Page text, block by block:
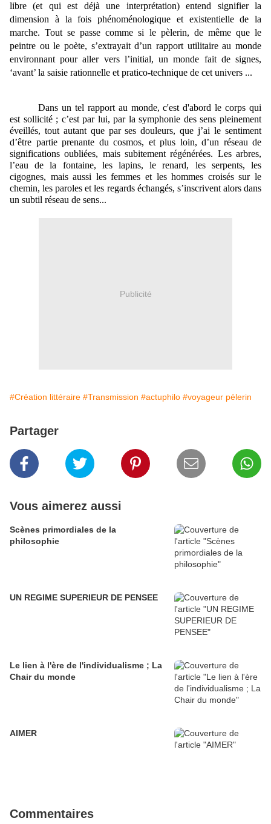
libre (et qui est déjà une interprétation) entend signifier la
dimension à la fois phénoménologique et existentielle de la
marche. Tout se passe comme si le pèlerin, de même que le
peintre ou le poète, s’extrayait d’un rapport utilitaire au monde
environnant pour aller vers l’initial, un monde fait de signes,
‘avant’ la saisie rationnelle et pratico-technique de cet univers ...
Dans un tel rapport au monde, c'est d'abord le corps qui
est sollicité ; c’est par lui, par la symphonie des sens pleinement
éveillés, tout autant que par ses douleurs, que j’ai le sentiment
d’être partie prenante du cosmos, et plus loin, d’un réseau de
significations oubliées, mais subitement régénérées. Les arbres,
l’eau de la fontaine, les lapins, le renard, les serpents, les
cigognes, mais aussi les femmes et les hommes croisés sur le
chemin, les paroles et les regards échangés, s’inscrivent alors dans
un subtil réseau de sens...
Publicité
#Création littéraire #Transmission #actuphilo #voyageur pélerin
Partager
Vous aimerez aussi
Scènes primordiales de la
philosophie
UN REGIME SUPERIEUR DE PENSEE
Le lien à l'ère de l'individualisme ; La
Chair du monde
AIMER
Commentaires